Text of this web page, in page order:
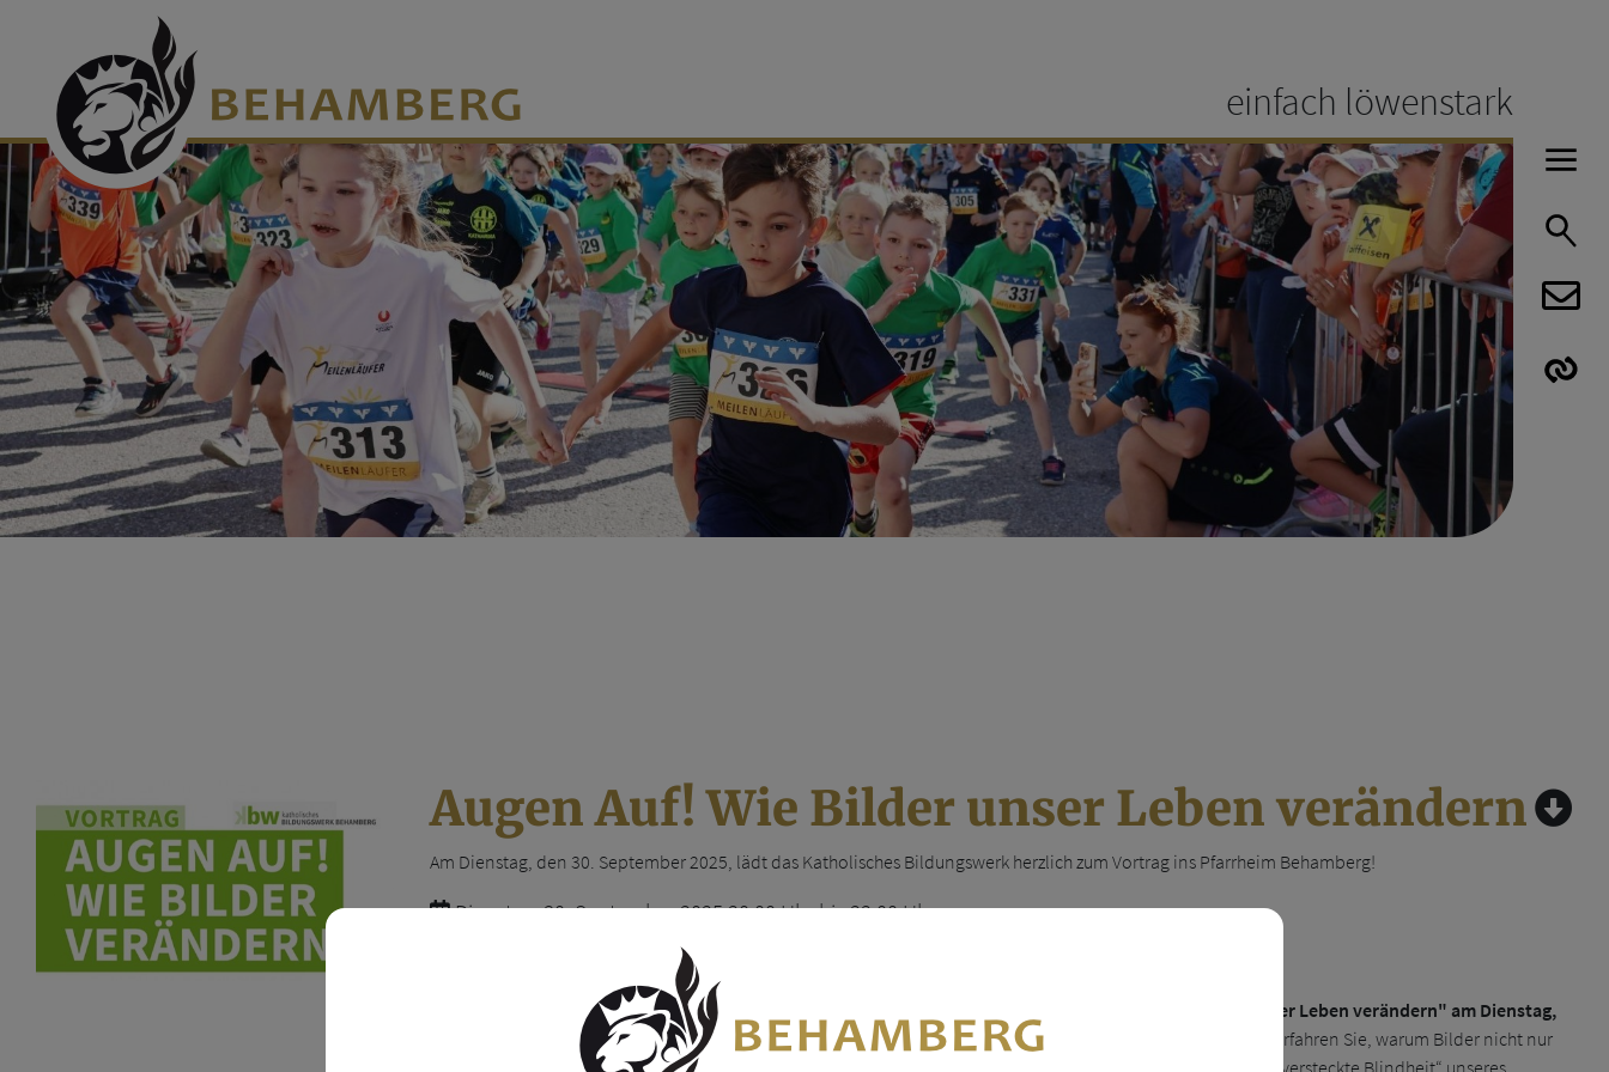
einfach löwenstark
Augen Auf! Wie Bilder unser Leben verändern
Am Dienstag, den 30. September 2025, lädt das Katholisches Bildungswerk herzlich zum Vortrag ins Pfarrheim Behamberg!
Dienstag, 30. September 2025 20:00 Uhr bis 22:00 Uhr
Entdecken Sie Ihr verborgenes Potenzial und erleben, wie Bilder Ihr Denken, Lernen und Handeln verändern!
Bgm. a. D. Prof. Mag.Karl Josef Stegh
"Augen Auf! Wie Bilder unser Leben verändern" am Dienstag,
eine Antwort auf die Frage, wie sehr Bilder heute Ihr Verständnis der Welt bestimmen. Dabei erfahren Sie, warum Bilder nicht nur
für junge Menschen, sondern für uns alle immer wichtiger werden. Gemeinsam werfen Sie einen Blick auf die „versteckte Blindheit“ unseres